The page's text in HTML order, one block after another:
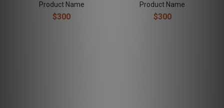
Product Name
$300
Product Name
$300